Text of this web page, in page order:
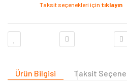
Taksit seçenekleri için tıklayın
Ürün Bilgisi Taksit